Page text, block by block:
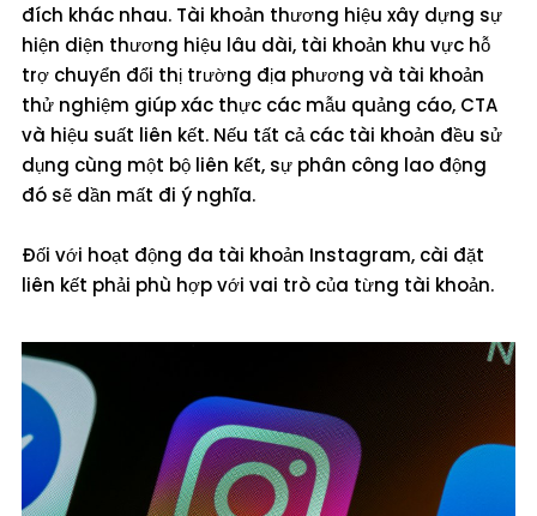
đích khác nhau. Tài khoản thương hiệu xây dựng sự
hiện diện thương hiệu lâu dài, tài khoản khu vực hỗ
trợ chuyển đổi thị trường địa phương và tài khoản
thử nghiệm giúp xác thực các mẫu quảng cáo, CTA
và hiệu suất liên kết. Nếu tất cả các tài khoản đều sử
dụng cùng một bộ liên kết, sự phân công lao động
đó sẽ dần mất đi ý nghĩa.
Đối với hoạt động đa tài khoản Instagram, cài đặt
liên kết phải phù hợp với vai trò của từng tài khoản.